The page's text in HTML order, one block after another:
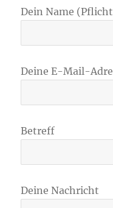
Dein Name
Deine E-Mail-
Betreff
Deine Nachricht